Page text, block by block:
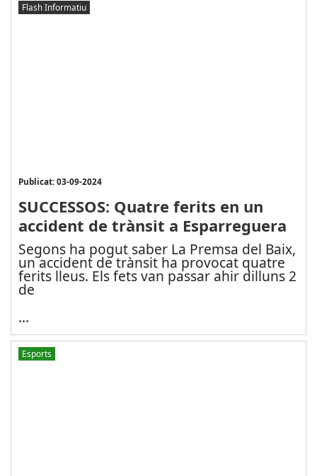
Flash Informatiu
Publicat: 03-09-2024
SUCCESSOS: Quatre ferits en un
accident de trànsit a Esparreguera
Segons ha pogut saber La Premsa del Baix,
un accident de trànsit ha provocat quatre
ferits lleus. Els fets van passar ahir dilluns 2
de
...
Esports